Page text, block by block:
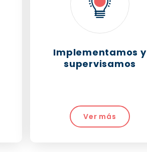
Implementamos y
supervisamos
Ver más